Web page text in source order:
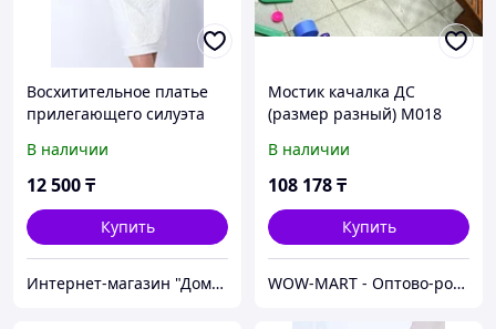
Восхитительное платье
прилегающего силуэта
случаев. Размеры: 44, 46
В наличии
12 500₸
Купить
Интернет-магазин "Домашний Уют"
Мостик качалка ДС
(размер разный) М018
В наличии
108 178₸
Купить
WOW-MART - Оптово-розничный Склад - товары на заказ до двери